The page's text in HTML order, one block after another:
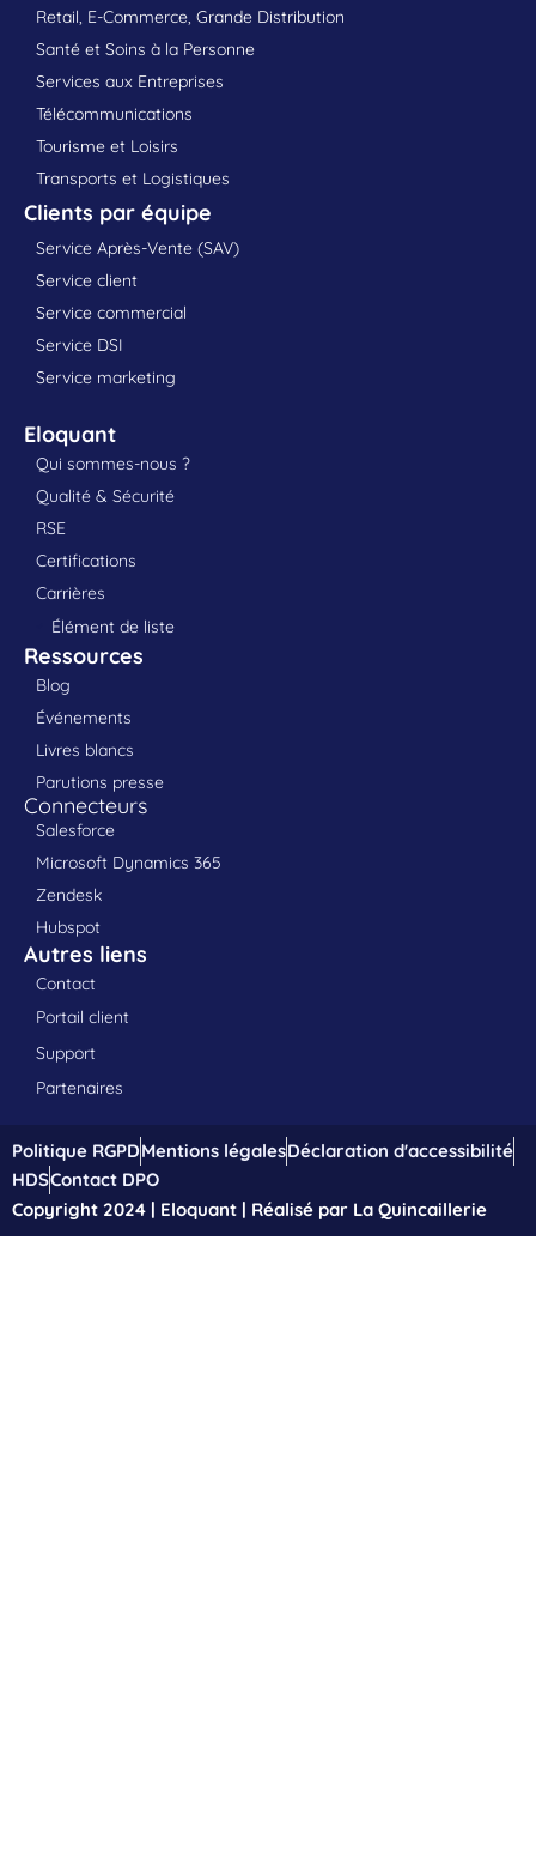
Retail, E-Commerce, Grande Distribution
Santé et Soins à la Personne
Services aux Entreprises
Télécommunications
Tourisme et Loisirs
Transports et Logistiques
Clients par équipe
Service Après-Vente (SAV)
Service client
Service commercial
Service DSI
Service marketing
Eloquant
Qui sommes-nous ?
Qualité & Sécurité
RSE
Certifications
Carrières
Élément de liste
Ressources
Blog
Événements
Livres blancs
Parutions presse
Connecteurs
Salesforce
Microsoft Dynamics 365
Zendesk
Hubspot
Autres liens
Contact
Portail client
Support
Partenaires
Politique RGPDMentions légalesDéclaration d'accessibilité
HDSContact DPO
Copyright 2024 | Eloquant | Réalisé par La Quincaillerie